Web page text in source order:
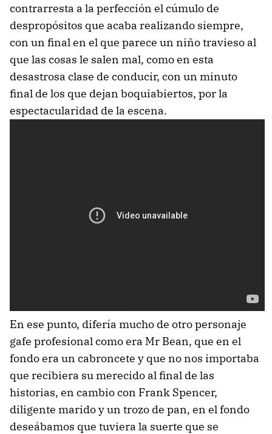
contrarresta a la perfección el cúmulo de
despropósitos que acaba realizando siempre,
con un final en el que parece un niño travieso al
que las cosas le salen mal, como en esta
desastrosa clase de conducir, con un minuto
final de los que dejan boquiabiertos, por la
espectacularidad de la escena.
En ese punto, difería mucho de otro personaje
gafe profesional como era Mr Bean, que en el
fondo era un cabroncete y que no nos importaba
que recibiera su merecido al final de las
historias, en cambio con Frank Spencer,
diligente marido y un trozo de pan, en el fondo
deseábamos que tuviera la suerte que se